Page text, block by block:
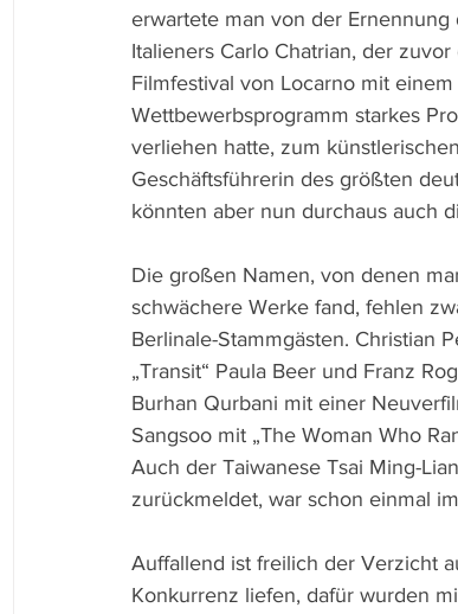
erwartete man von der Ernennung
Italieners Carlo Chatrian, der zuvor
Filmfestival von Locarno mit
Wettbewerbsprogramm starkes
verliehen hatte, zum
Geschäftsführerin des größten
könnten aber nun durchaus auch
Die großen Namen, von denen
schwächere Werke fand, fehlen
Berlinale-Stammgästen. Christian
„Transit“ Paula Beer und Franz
Burhan Qurbani mit einer
Sangsoo mit „The Woman Who
Auch der Taiwanese Tsai Ming-
zurückmeldet, war schon einmal
Auffallend ist freilich der Verzicht
Konkurrenz liefen, dafür wurden